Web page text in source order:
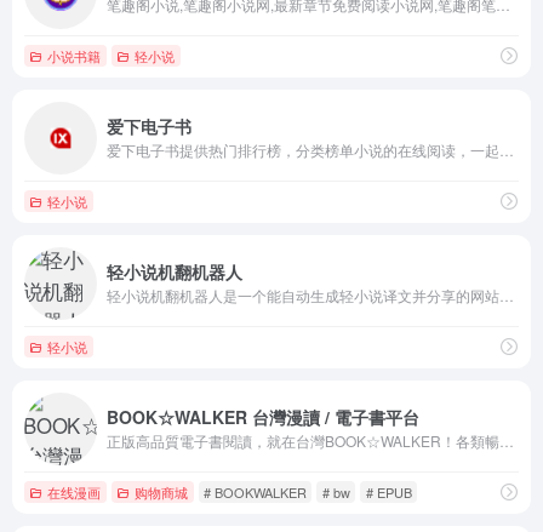
小说书籍 轻小说
爱下电子书
轻小说
轻小说机翻机器人
轻小说
BOOK☆WALKER 台灣漫讀 / 電子書平台
在线漫画 购物商城 # BOOKWALKER # bw # EPUB